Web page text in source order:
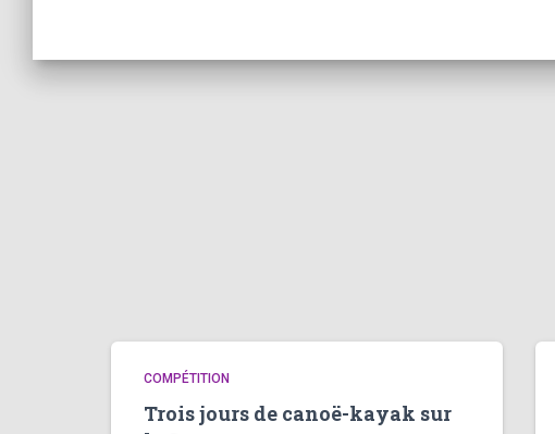
COMPÉTITION
Trois jours de canoë-kayak sur